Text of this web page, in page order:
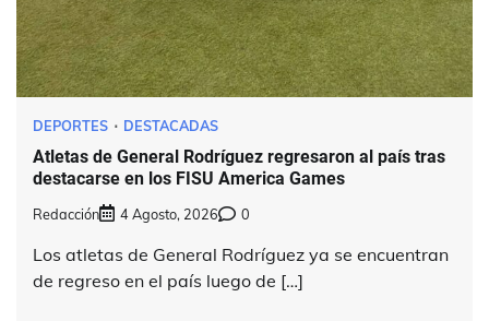
DEPORTES DESTACADAS
Atletas de General Rodríguez regresaron al país tras
destacarse en los FISU America Games
Redacción 4 Agosto, 2026 0
Los atletas de General Rodríguez ya se encuentran
de regreso en el país luego de […]